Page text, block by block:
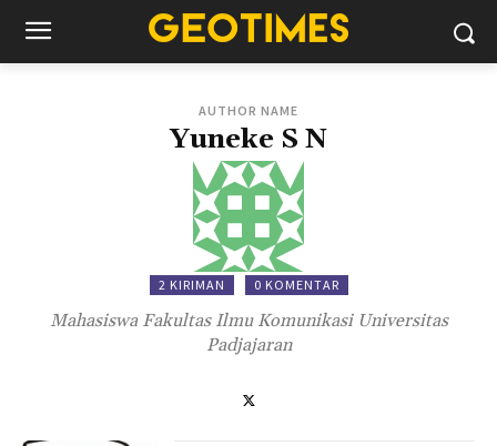
AUTHOR NAME
Yuneke S N
2 KIRIMAN 0 KOMENTAR
Mahasiswa Fakultas Ilmu Komunikasi Universitas
Padjajaran